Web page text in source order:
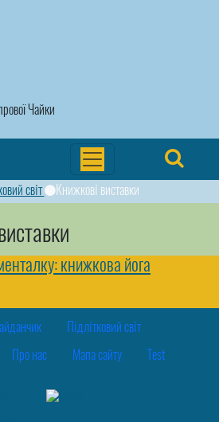
Чайки
світ Книжкові виставки
книжкова йога
Підлітковий світ
Про нас Мапа сайту Test